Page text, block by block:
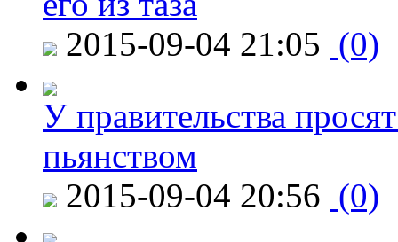
2015-09-04 21:05 (0)
У правительства
пьянством
2015-09-04 20:56 (0)